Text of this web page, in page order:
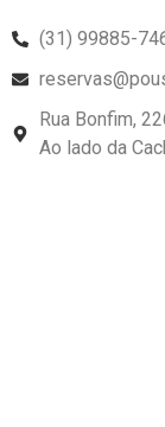
(31) 99885-
Rua Bonfim,
Ao lado da